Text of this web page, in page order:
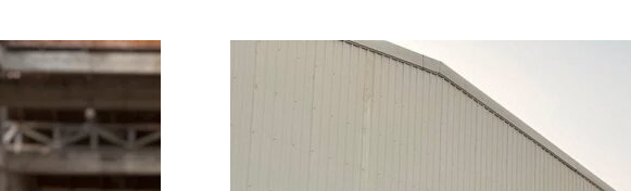
ដល់តែយើងមើលឃើញគាត់មានដីតូចៗច្រើន វាស់មិនបាន ទៅជាមិនឱ្យ
ដែលធ្វើឱ្យគាត់ខាតបង់។ ដូច្នេះហើយបានជាគាត់នៅតែទាមទារ»។
ជាគាត់អត់ដី គាត់ខ្វះ រដ្ឋក៏មានកាតព្វកិច្ចផ្ដល់ដីសម្បទានសង្គមកិច្ចជូន
ផលប្រយោជន៍។ បើសិនជាគាត់មានហើយមិនផ្ដល់ឱ្យគាត់ បែរជាមិនវាស់ឱ្យ
កដាក់ផ្ដល់ការវាស់វែងឱ្យពួកគាត់តាមលិខិត [លិខិត ស.ជ.ណ] ដែល
ភា ឆ្នាំ២០២២ អតីតនាយករដ្ឋមន្ត្រីកម្ពុជា និងជាប្រធានព្រឹទ្ធសភា